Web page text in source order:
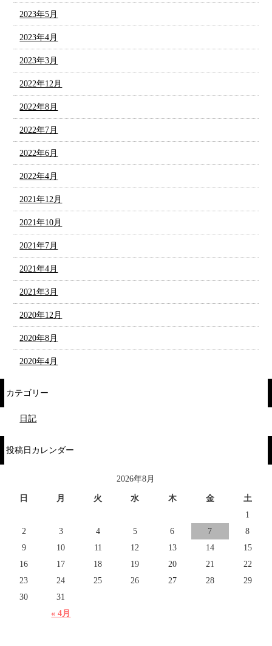
2023年5月
2023年4月
2023年3月
2022年12月
2022年8月
2022年7月
2022年6月
2022年4月
2021年12月
2021年10月
2021年7月
2021年4月
2021年3月
2020年12月
2020年8月
2020年4月
カテゴリー
日記
投稿日カレンダー
2026年8月
日 月 火 水 木 金 土
« 4月
1
2
3 4 5 6 7
8
9
10 11 12 13 14
15
16
17 18 19 20 21
22
23
24 25 26 27 28
29
30
31